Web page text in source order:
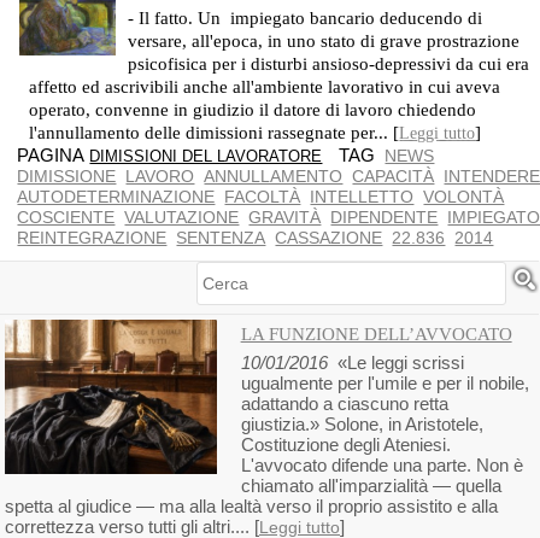
- Il fatto. Un impiegato bancario deducendo di
versare, all'epoca, in uno stato di grave prostrazione
psicofisica per i disturbi ansioso-depressivi da cui era
affetto ed ascrivibili anche all'ambiente lavorativo in cui aveva
operato, convenne in giudizio il datore di lavoro chiedendo
l'annullamento delle dimissioni rassegnate per... [Leggi tutto]
PAGINA DIMISSIONI DEL LAVORATORE TAG NEWS
DIMISSIONE LAVORO ANNULLAMENTO CAPACITÀ INTENDERE
AUTODETERMINAZIONE FACOLTÀ INTELLETTO VOLONTÀ
COSCIENTE VALUTAZIONE GRAVITÀ DIPENDENTE IMPIEGATO
REINTEGRAZIONE SENTENZA CASSAZIONE 22.836 2014
Cerca
LA FUNZIONE DELL’AVVOCATO
10/01/2016«Le leggi scrissi
ugualmente per l'umile e per il nobile,
adattando a ciascuno retta
giustizia.» Solone, in Aristotele,
Costituzione degli Ateniesi.
L'avvocato difende una parte. Non è
chiamato all'imparzialità — quella
spetta al giudice — ma alla lealtà verso il proprio assistito e alla
correttezza verso tutti gli altri.... [Leggi tutto]